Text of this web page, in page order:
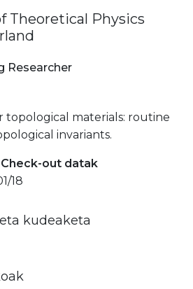
Theoretical Physics
Researcher
topological materials: routine
invariants.
out datak
18
kudeaketa